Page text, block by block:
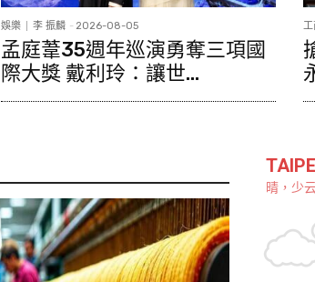
娛樂 李 振麟 - 2026-08-05
孟庭葦35週年巡演勇奪三項國
際大獎 戴利玲：讓世...
工
晴，少